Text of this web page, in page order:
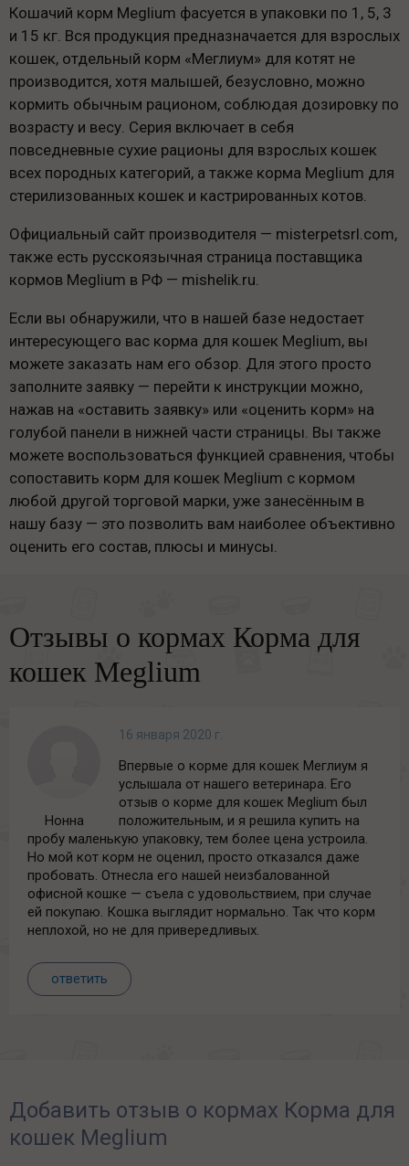
Кошачий корм Meglium фасуется в упаковки по 1, 5, 3
и 15 кг. Вся продукция предназначается для взрослых
кошек, отдельный корм «Меглиум» для котят не
производится, хотя малышей, безусловно, можно
кормить обычным рационом, соблюдая дозировку по
возрасту и весу. Серия включает в себя
повседневные сухие рационы для взрослых кошек
всех породных категорий, а также корма Meglium для
стерилизованных кошек и кастрированных котов.
Официальный сайт производителя — misterpetsrl.com,
также есть русскоязычная страница поставщика
кормов Meglium в РФ — mishelik.ru.
Если вы обнаружили, что в нашей базе недостает
интересующего вас корма для кошек Meglium, вы
можете заказать нам его обзор. Для этого просто
заполните заявку — перейти к инструкции можно,
нажав на «оставить заявку» или «оценить корм» на
голубой панели в нижней части страницы. Вы также
можете воспользоваться функцией сравнения, чтобы
сопоставить корм для кошек Meglium с кормом
любой другой торговой марки, уже занесённым в
нашу базу — это позволить вам наиболее объективно
оценить его состав, плюсы и минусы.
Отзывы о кормах Корма для
кошек Meglium
Нонна
16 января 2020 г.
Впервые о корме для кошек Меглиум я
услышала от нашего ветеринара. Его
отзыв о корме для кошек Meglium был
положительным, и я решила купить на
пробу маленькую упаковку, тем более цена устроила.
Но мой кот корм не оценил, просто отказался даже
пробовать. Отнесла его нашей неизбалованной
офисной кошке — съела с удовольствием, при случае
ей покупаю. Кошка выглядит нормально. Так что корм
неплохой, но не для привередливых.
ответить
Добавить отзыв о кормах Корма для
кошек Meglium